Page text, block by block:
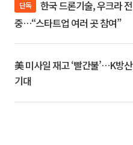
단독
중…“스타트업 여러 곳 참여”
美 미사일 재고 ‘빨간불’…K방
기대